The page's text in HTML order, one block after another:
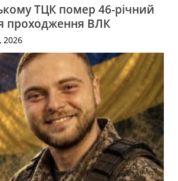
ТЦК помер 46-річний
проходження ВЛК
2026